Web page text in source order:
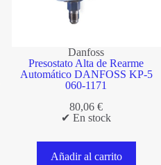
Danfoss
Presostato Alta de Rearme
Automático DANFOSS KP-5
060-1171
80,06€
✔ En stock
Añadir al carrito